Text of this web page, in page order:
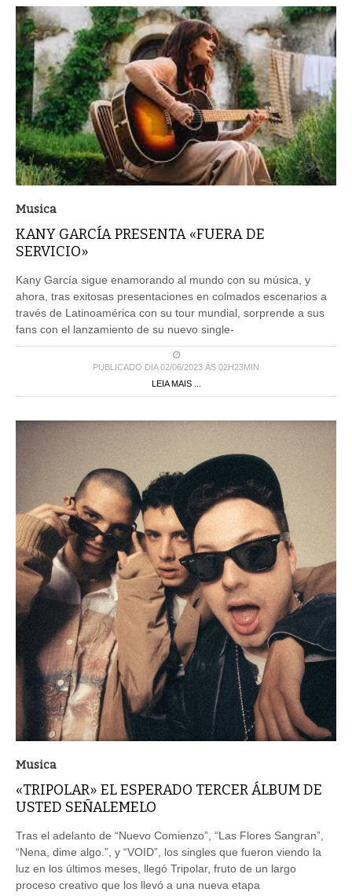
Musica
KANY GARCÍA PRESENTA «FUERA DE
SERVICIO»
Kany García sigue enamorando al mundo con su música, y
ahora, tras exitosas presentaciones en colmados escenarios a
través de Latinoamérica con su tour mundial, sorprende a sus
fans con el lanzamiento de su nuevo single-
PUBLICADO DIA 02/06/2023 ÀS 02H23MIN
LEIA MAIS ...
Musica
«TRIPOLAR» EL ESPERADO TERCER ÁLBUM DE
USTED SEÑALEMELO
Tras el adelanto de “Nuevo Comienzo”, “Las Flores Sangran”,
“Nena, dime algo.”, y “VOID”, los singles que fueron viendo la
luz en los últimos meses, llegó Tripolar, fruto de un largo
proceso creativo que los llevó a una nueva etapa